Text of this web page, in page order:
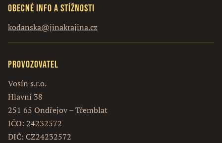
Obecné info a stížnosti
kodanska@jinakrajina.cz
Provozovatel
Vosín s.r.o.
Hlavní 38
251 65 Ondřejov – Třemblat
IČO: 24232572
DIČ: CZ24232572